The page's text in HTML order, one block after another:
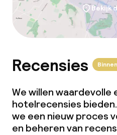
Bekijk
Recensies
We willen
hotelrecensies
we een nieuw proces
en beheren van